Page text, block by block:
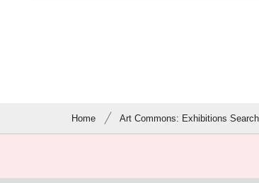
Home Art Commons: Exhibitions